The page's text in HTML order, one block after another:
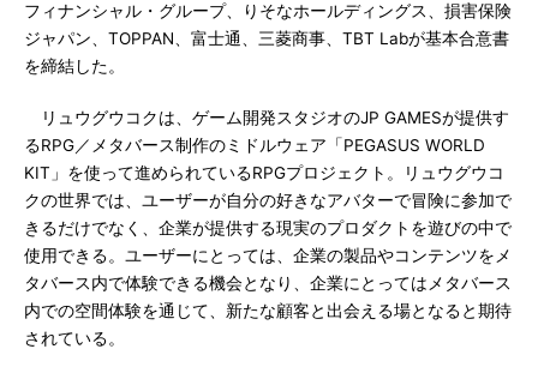
フィナンシャル・グループ、りそなホールディングス、損害保険
ジャパン、TOPPAN、富士通、三菱商事、TBT Labが基本合意書
を締結した。
リュウグウコクは、ゲーム開発スタジオのJP GAMESが提供す
るRPG／メタバース制作のミドルウェア「PEGASUS WORLD
KIT」を使って進められているRPGプロジェクト。リュウグウコ
クの世界では、ユーザーが自分の好きなアバターで冒険に参加で
きるだけでなく、企業が提供する現実のプロダクトを遊びの中で
使用できる。ユーザーにとっては、企業の製品やコンテンツをメ
タバース内で体験できる機会となり、企業にとってはメタバース
内での空間体験を通じて、新たな顧客と出会える場となると期待
されている。